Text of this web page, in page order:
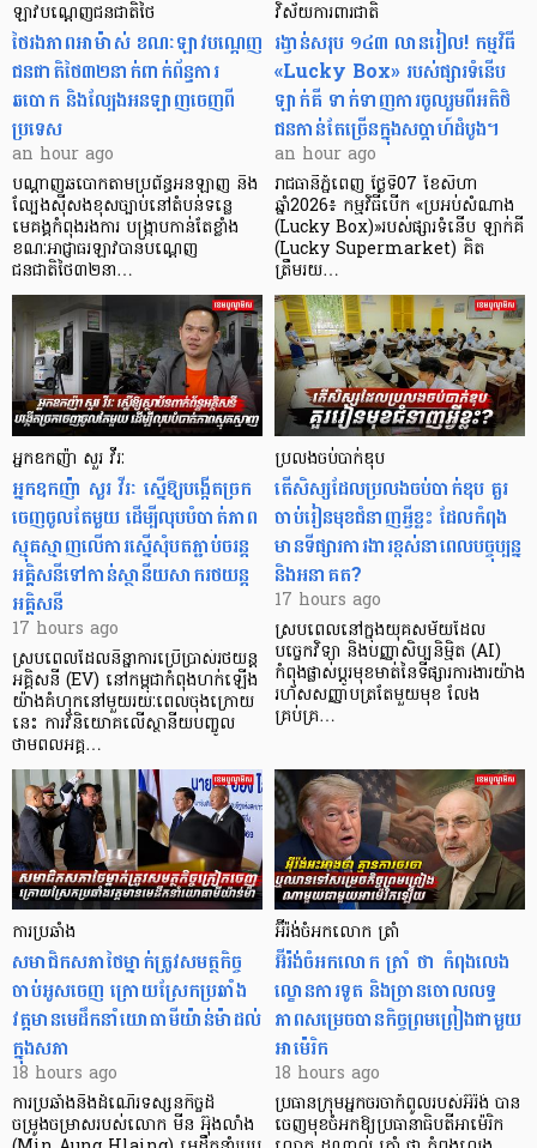
ឡាវបណ្តេញជនជាតិថៃ
ថៃរងភាពអាម៉ាស់ ខណៈឡាវបណ្តេញ
ជនជាតិថៃ៣២នាក់ពាក់ព័ន្ធការ
ឆបោក និងល្បែងអនឡាញចេញពី
ប្រទេស
an hour ago
បណ្តាញឆបោកតាមប្រព័ន្ធអនឡាញ និង
ល្បែងស៊ីសងខុសច្បាប់នៅតំបន់ទន្លេ
មេគង្គកំពុងរងការ បង្ក្រាប​កាន់តែខ្លាំង
ខណៈអាជ្ញាធរឡាវបានបណ្តេញ
ជនជាតិថៃ៣២នា…
វិស័យការពារជាតិ
រង្វាន់សរុប ១៤៣ លានរៀល! កម្មវិធី
«Lucky Box» របស់ផ្សារទំនើប
ឡាក់គី ទាក់ទាញការចូលរួមពីអតិថិ
ជនកាន់តែច្រើនក្នុងសប្តាហ៍ដំបូង។
an hour ago
រាជធានីភ្នំពេញ ថ្ងៃទី07 ខែសីហា
ឆ្នាំ2026៖ កម្មវិធីបើក «ប្រអប់សំណាង
(Lucky Box)»របស់ផ្សារទំនើប ឡាក់គី
(Lucky Supermarket) គិត
ត្រឹមរយ…
អ្នកឧកញ៉ា សួរ វីរៈ
អ្នកឧកញ៉ា សួរ វីរៈ ស្នើឱ្យបង្កើតច្រក
ចេញចូលតែមួយ ដើម្បីលុបបំបាត់ភាព
ស្មុគស្មាញលើការស្នើសុំបតភ្ជាប់ចរន្ត
អគ្គិសនីទៅកាន់ស្ថានីយសាករថយន្ត
អគ្គិសនី
17 hours ago
ស្របពេលដែលនិន្នាការប្រើប្រាស់រថយន្ត
អគ្គិសនី (EV) នៅកម្ពុជាកំពុងហក់ឡើង
យ៉ាងគំហុកនៅមួយរយៈពេលចុងក្រោយ
នេះ ការវិនិយោគលើស្ថានីយបញ្ចូល
ថាមពលអគ្គ…
ប្រលងចប់បាក់ឌុប
តើសិស្សដែលប្រលងចប់បាក់ឌុប គួរ
ចាប់រៀនមុខជំនាញអ្វីខ្លះ ដែលកំពុង
មានទីផ្សារការងារខ្ពស់នាពេលបច្ចុប្បន្ន
និងអនាគត?
17 hours ago
ស្របពេលនៅក្នុងយុគសម័យដែល
បច្ចេកវិទ្យា និងបញ្ញាសិប្បនិម្មិត (AI)
កំពុងផ្លាស់ប្តូរមុខមាត់នៃទីផ្សារការងារយ៉ាង
រហ័សសញ្ញាបត្រតែមួយមុខ លែង
គ្រប់គ្រ…
ការប្រឆាំង
សមាជិកសភាថៃម្នាក់ត្រូវសមត្ថកិច្ច
ចាប់អូសចេញ ក្រោយស្រែកប្រឆាំង
វត្តមានមេដឹកនាំយោធាមីយ៉ាន់ម៉ាដល់
ក្នុងសភា
18 hours ago
ការប្រឆាំងនឹងដំណើរទស្សនកិច្ចដ៏
ចម្រូងចម្រាសរបស់លោក មីន អ៊ុងលាំង
អ៊ីរ៉ង់ចំអកលោក ត្រាំ
អ៊ីរ៉ង់ចំអកលោក ត្រាំ ថា កំពុងលេង
ល្ខោនការទូត និងច្រានចោលលទ្ធ
ភាពសម្រេចបានកិច្ចព្រមព្រៀងជាមួយ
អាម៉េរិក
18 hours ago
ប្រធានក្រុមអ្នកចរចាកំពូលរបស់អ៊ីរ៉ង់ បាន
ចេញមុខចំអកឱ្យប្រធានាធិបតីអាម៉េរិក